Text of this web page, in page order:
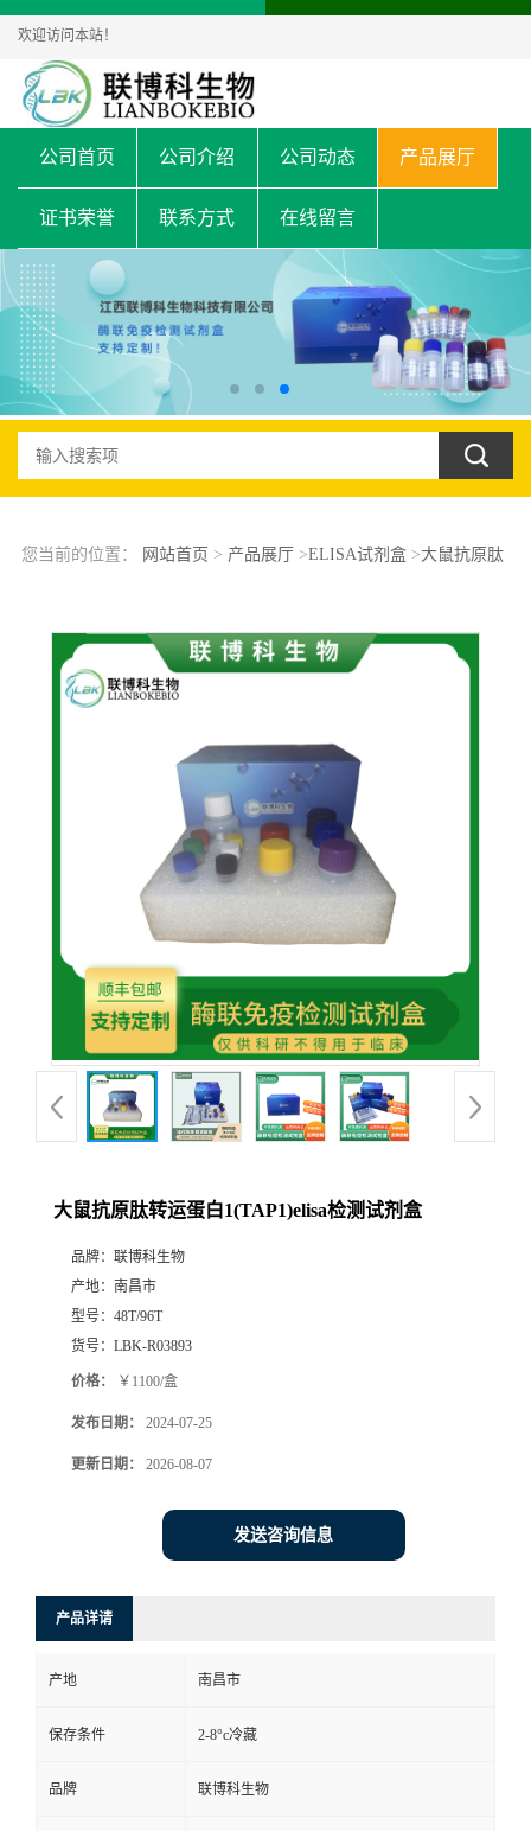
欢迎访问本站！
公司首页 公司介绍 公司动态 产品展厅
证书荣誉 联系方式 在线留言
您当前的位置： 网站首页 > 产品展厅 >ELISA试剂盒>大鼠抗原肽
大鼠抗原肽转运蛋白1(TAP1)elisa检测试剂盒
品牌： 联博科生物
产地： 南昌市
型号： 48T/96T
货号： LBK-R03893
价格： ￥1100/盒
发布日期： 2024-07-25
更新日期： 2026-08-07
发送咨询信息
产品详请
产地 南昌市
保存条件 2-8°c冷藏
品牌 联博科生物